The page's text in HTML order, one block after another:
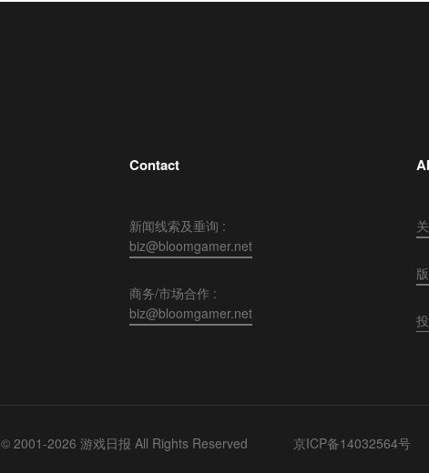
Contact
新闻线索及垂询 :
biz@bloomgamer.net
商务/市场合作 :
biz@bloomgamer.net
© 2001-2026 游戏日报 All Rights Reserved 京ICP备14032564号